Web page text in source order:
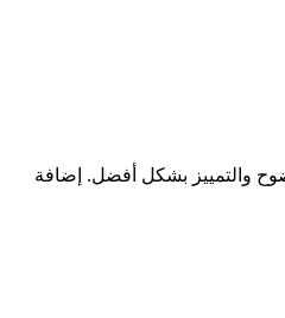
والتمييز بشكل أفضل. إضافة